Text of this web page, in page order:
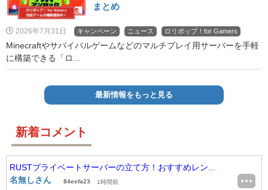
まとめ
2026年7月31日 キャンペーン ニュース ロリポップ！for Gamers
Minecraftやサバイバルゲームなどのマルチプレイ用サーバーを手軽
に構築できる「ロ...
最新情報をもっと見る
新着コメント
RUSTプライベートサーバーの立て方！おすすめレン...
名無しさん
84eefa23 1時間前